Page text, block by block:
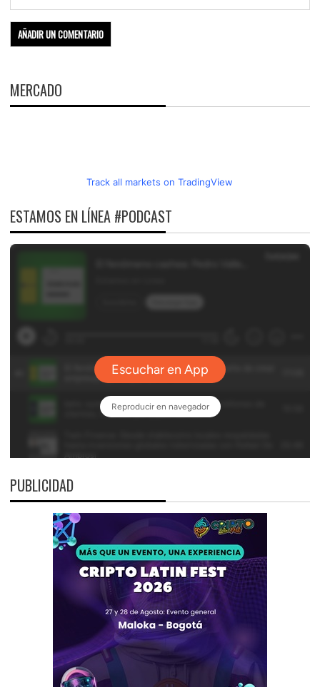
MERCADO
Track all markets on TradingView
ESTAMOS EN LÍNEA #PODCAST
PUBLICIDAD